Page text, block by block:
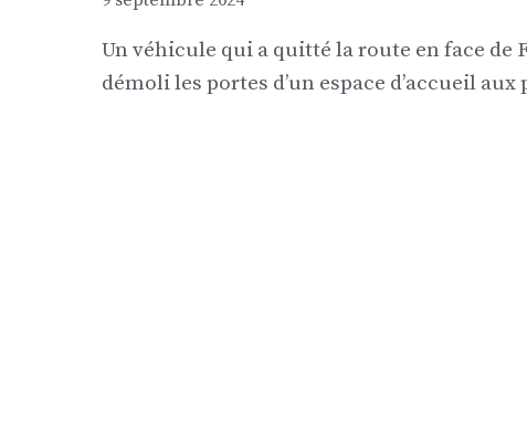
Un véhicule qui a quitté la route en face de
démoli les portes d’un espace d’accueil